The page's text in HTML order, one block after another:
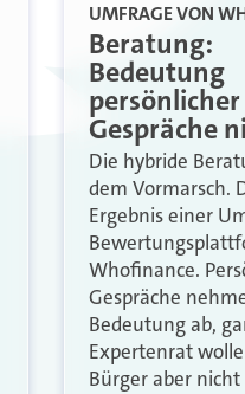
UMFRAGE VON
Beratung:
Bedeutung
persönlicher
Gespräche
Die hybride
dem Vormarsch.
Ergebnis einer
Whofinance.
Gespräche
Bedeutung ab,
Expertenrat
Bürger aber